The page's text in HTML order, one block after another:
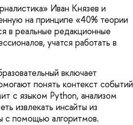
Иван Князев и
на принципе «40% теории
в реальные редакционные
учатся работать в
включает
понять контекст событий
с языком Python, анализом
извлекать инсайты из
с помощью алгоритмов.